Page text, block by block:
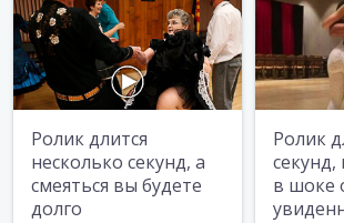
Ролик длится
несколько секунд, а
смеяться вы будете
долго
Ролик
в шоке